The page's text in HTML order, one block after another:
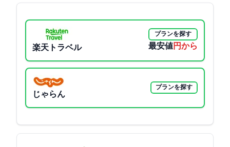
楽天トラベル
プランを探す
最安値3500円から
じゃらん
プランを探す